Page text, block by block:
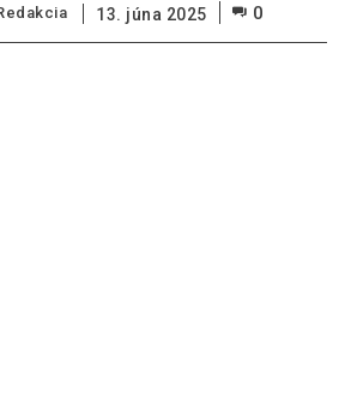
13. júna 2025 0